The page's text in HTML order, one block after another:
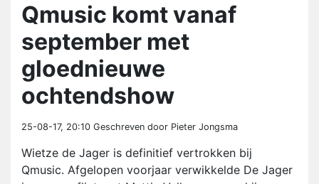
Qmusic komt vanaf
september met
gloednieuwe
ochtendshow
25-08-17, 20:10 Geschreven door Pieter Jongsma
Wietze de Jager is definitief vertrokken bij
Qmusic. Afgelopen voorjaar verwikkelde De Jager